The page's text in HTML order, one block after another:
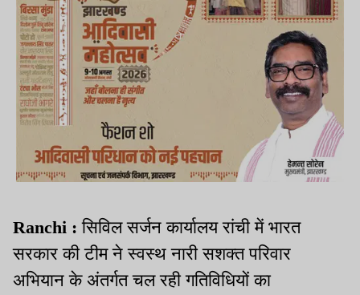
Ranchi :सिविल सर्जन कार्यालय रांची में भारत
सरकार की टीम ने स्वस्थ नारी सशक्त परिवार
अभियान के अंतर्गत चल रही गतिविधियों का